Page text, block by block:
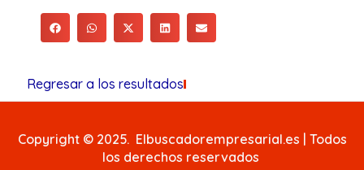
Regresar a los resultados
Copyright © 2025. Elbuscadorempresarial.es | Todos
los derechos reservados